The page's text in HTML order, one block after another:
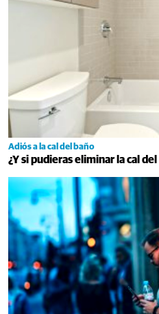
Adiós a la cal del baño
¿Y si pudieras eliminar la cal